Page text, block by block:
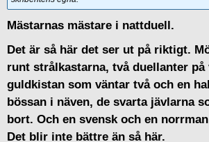
Mästarnas mästare i nattduell.
Det är så här det ser ut på riktigt.
runt strålkastarna, två duellanter på
guldkistan som väntar två och en
bössan i näven, de svarta jävlarna
bort. Och en svensk och en
Det blir inte bättre än så här.